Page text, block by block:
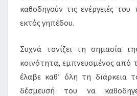
καθοδηγούν τις ενέργειές
εκτός γηπέδου.
Συχνά τονίζει τη σημασία
κοινότητα, εμπνευσμένος από
έλαβε καθ’ όλη τη διάρκεια
δέσμευσή του να